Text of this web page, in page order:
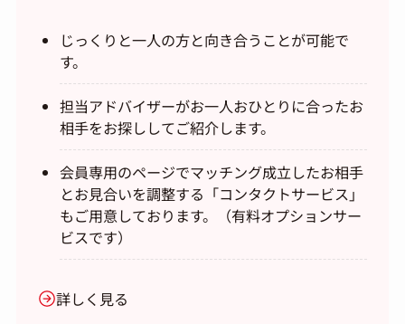
じっくりと一人の方と向き合うことが可能で
す。
担当アドバイザーがお一人おひとりに合ったお
相手をお探ししてご紹介します。
会員専用のページでマッチング成立したお相手
とお見合いを調整する「コンタクトサービス」
もご用意しております。（有料オプションサー
ビスです）
詳しく見る